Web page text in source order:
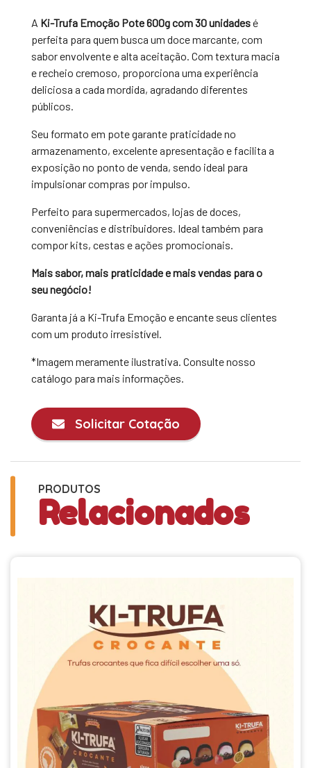
A Ki-Trufa Emoção Pote 600g com 30 unidadesé
perfeita para quem busca um doce marcante, com
sabor envolvente e alta aceitação. Com textura macia
e recheio cremoso, proporciona uma experiência
deliciosa a cada mordida, agradando diferentes
públicos.
Seu formato em pote garante praticidade no
armazenamento, excelente apresentação e facilita a
exposição no ponto de venda, sendo ideal para
impulsionar compras por impulso.
Perfeito para supermercados, lojas de doces,
conveniências e distribuidores. Ideal também para
compor kits, cestas e ações promocionais.
Mais sabor, mais praticidade e mais vendas para o
seu negócio!
Garanta já a Ki-Trufa Emoção e encante seus clientes
com um produto irresistível.
*Imagem meramente ilustrativa. Consulte nosso
catálogo para mais informações.
Solicitar Cotação
PRODUTOS
Relacionados